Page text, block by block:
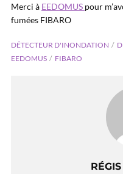
Merci à EEDOMUS pour
fumées FIBARO
DÉTECTEUR D'INONDATION
EEDOMUS
FIBARO